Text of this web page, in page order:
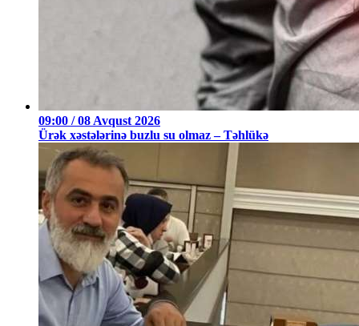
09:00 / 08 Avqust 2026
Ürək xəstələrinə buzlu su olmaz – Təhlükə